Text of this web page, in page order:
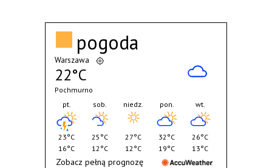
pogoda
Warszawa
22°C
Pochmurno
pt.
23°C
16°C
sob.
25°C
12°C
niedz.
27°C
12°C
pon.
32°C
19°C
wt.
26°C
13°C
Zobacz pełną prognozę